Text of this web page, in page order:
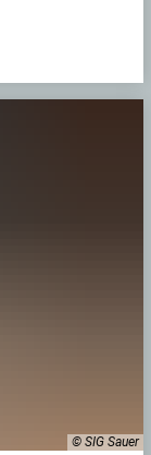
© SIG Sauer